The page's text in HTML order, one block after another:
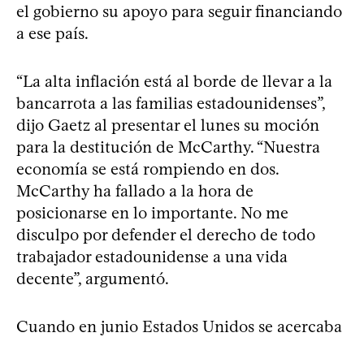
el gobierno su apoyo para seguir financiando
a ese país.
“La alta inflación está al borde de llevar a la
bancarrota a las familias estadounidenses”,
dijo Gaetz al presentar el lunes su moción
para la destitución de McCarthy. “Nuestra
economía se está rompiendo en dos.
McCarthy ha fallado a la hora de
posicionarse en lo importante. No me
disculpo por defender el derecho de todo
trabajador estadounidense a una vida
decente”, argumentó.
Cuando en junio Estados Unidos se acercaba